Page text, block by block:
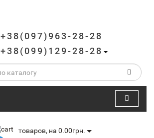
+38(097)963-28-28
+38(099)129-28-28
товаров, на 0.00грн.